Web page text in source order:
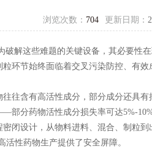
浏览次数： 704 更新日期：
破解这些难题的关键设备，其必要性
环节始终面临着交叉污染防控、有效
含有高活性成分，部分成分还具有
分药物活性成分损失率可达5%-
闭设计，从物料进料、混合、制粒
性药物生产提供了安全屏障。